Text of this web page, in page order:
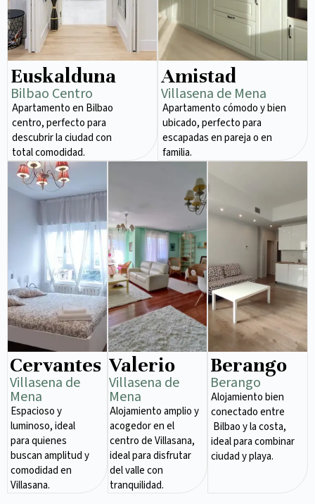
Euskalduna
Bilbao Centro
Apartamento en Bilbao
centro, perfecto para
descubrir la ciudad con
total comodidad.
Amistad
Villasena de Mena
Apartamento cómodo y bien
ubicado, perfecto para
escapadas en pareja o en
familia.
Cervantes
Villasena de
Mena​
Espacioso y
luminoso, ideal
para quienes
buscan amplitud y
comodidad en
Villasana.
Valerio
Villasena de
Mena​
Alojamiento amplio y
acogedor en el
centro de Villasana,
ideal para disfrutar
del valle con
tranquilidad.
Berango
Berango
Alojamiento bien
conectado entre
Bilbao y la costa,
ideal para combinar
ciudad y playa.